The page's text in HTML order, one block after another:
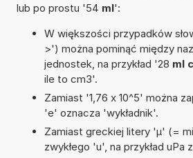
lub po prostu '54 ml':
W większości przypadków
>') można pominąć między
jednostek, na przykład '28 ml
ile to cm3'.
Zamiast '1,76 x 10^5' można
'e' oznacza 'wykładnik'.
Zamiast greckiej litery 'µ' (=
zwykłego 'u', na przykład uPa